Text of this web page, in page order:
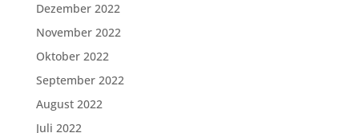
Dezember 2022
November 2022
Oktober 2022
September 2022
August 2022
Juli 2022